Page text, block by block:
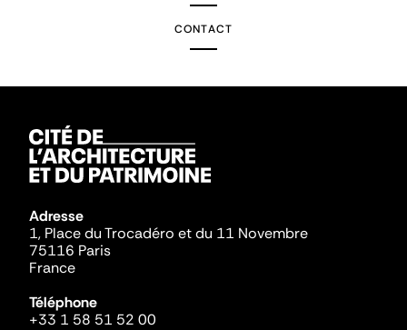
CONTACT
Adresse
1, Place du Trocadéro et du 11 Novembre
75116 Paris
France
Téléphone
+33 1 58 51 52 00